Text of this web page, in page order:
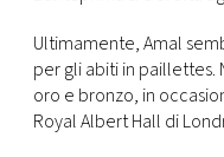
Ultimamente, Amal
per gli abiti in paillettes.
oro e bronzo, in
Royal Albert Hall di